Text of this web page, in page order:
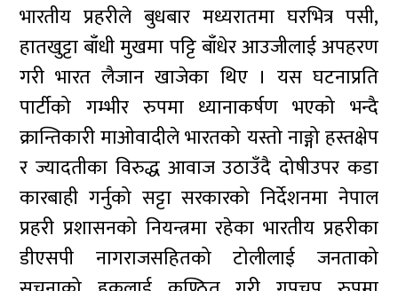
भारतीय प्रहरीले बुधबार मध्यरातमा घरभित्र पसी,
हातखुट्टा बाँधी मुखमा पट्टि बाँधेर आउजीलाई अपहरण
गरी भारत लैजान खाजेका थिए । यस घटनाप्रति
पार्टीको गम्भीर रुपमा ध्यानाकर्षण भएको भन्दै
क्रान्तिकारी माओवादीले भारतको यस्तो नाङ्गो हस्तक्षेप
र ज्यादतीका विरुद्ध आवाज उठाउँदै दोषीउपर कडा
कारबाही गर्नुको सट्टा सरकारको निर्देशनमा नेपाल
प्रहरी प्रशासनको नियन्त्रमा रहेका भारतीय प्रहरीका
डीएसपी नागराजसहितको टोलीलाई जनताको